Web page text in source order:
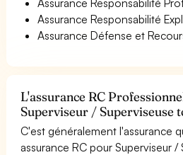
Assurance Responsabilité
Assurance Défense et
L'assurance RC
Superviseur / Superviseuse
C'est généralement l'assurance
assurance RC pour Superviseur /